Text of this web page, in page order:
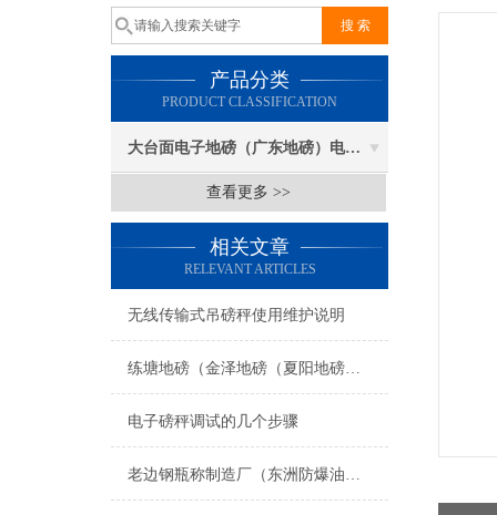
产品分类
PRODUCT CLASSIFICATION
大台面电子地磅（广东地磅）电子汽车衡
查看更多 >>
相关文章
RELEVANT ARTICLES
无线传输式吊磅秤使用维护说明
练塘地磅（金泽地磅（夏阳地磅（盈浦地磅）香花桥地磅）奉贤地磅维修
电子磅秤调试的几个步骤
老边钢瓶称制造厂（东洲防爆油桶称（宽甸电子秤）太平隔爆电子磅称维修